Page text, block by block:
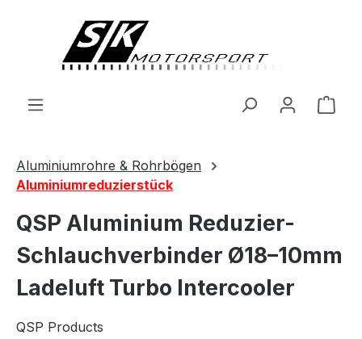
Aluminiumrohre & Rohrbögen
Aluminiumreduzierstück
QSP Aluminium Reduzier-
Schlauchverbinder Ø18–10mm
Ladeluft Turbo Intercooler
QSP Products